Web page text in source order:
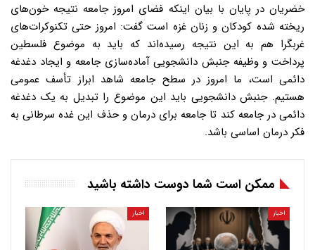
خضریان در پایان با بیان اینکه فضای امروز جامعه نتیجه خون‌های
ریخته شده کودکان و زنان غزه است گفت: امروز حتی تکنوکرات‌های
غربگرا هم به این نتیجه رسیده‌اند که باید به موضوع فلسطین
پرداخت و وظیفه جنبش دانشجویی آماده‌سازی جامعه و ایجاد دغدغه
دائمی است، ما امروز در سطح جامعه شاهد ابراز تأسف عمومی
هستیم. جنبش دانشجویی باید این موضوع را تبدیل به یک دغدغه
دائمی در جامعه کند تا جامعه برای درمان و حذف این غده سرطانی به
فکر درمان اساسی باشد.
ممکن است شما دوست داشته باشید
اخبار اخبار